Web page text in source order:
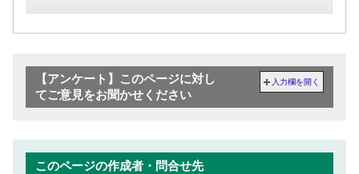
【アンケート】このページに対し
てご意見をお聞かせください
入力欄を開く
このページの作成者・問合せ先